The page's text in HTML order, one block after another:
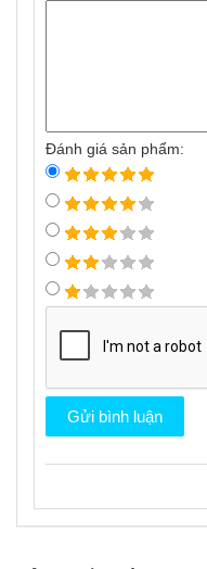
Đánh giá sản phẩm: